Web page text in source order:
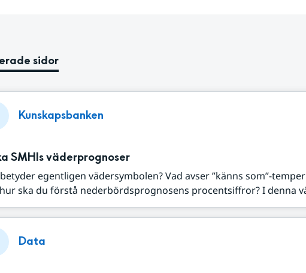
sidor
Kunskapsbanken
SMHIs väderprognoser
egentligen vädersymbolen? Vad avser ”känns som”-
ska du förstå nederbördsprognosens procentsiffror? I denna
Data